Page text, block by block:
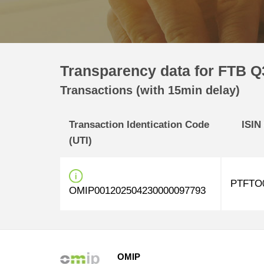
Transparency data for FTB
Transactions (with 15min delay)
Transaction Identication Code
(UTI)
ISIN
OMIP001202504230000097793
OMIP